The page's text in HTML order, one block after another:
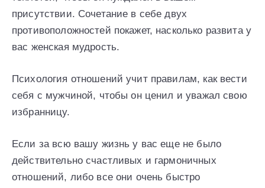
присутствии. Сочетание в себе двух
противоположностей покажет, насколько развита у
вас женская мудрость.
Психология отношений учит правилам, как вести
себя с мужчиной, чтобы он ценил и уважал свою
избранницу.
Если за всю вашу жизнь у вас еще не было
действительно счастливых и гармоничных
отношений, либо все они очень быстро